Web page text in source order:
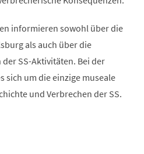
informieren sowohl über die
als auch über die
SS-Aktivitäten. Bei der
sich um die einzige museale
und Verbrechen der SS.